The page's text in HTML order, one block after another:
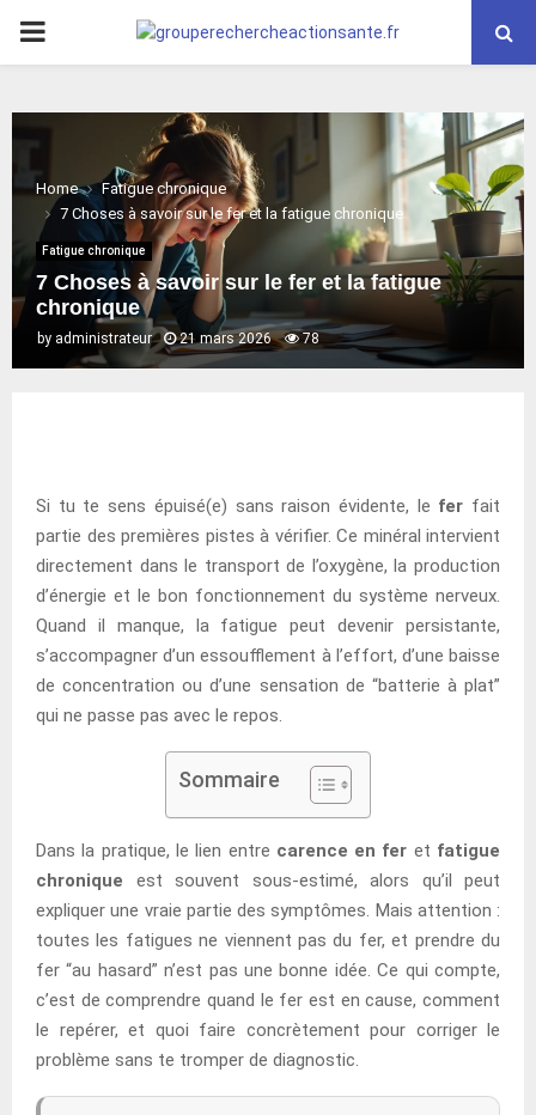
PRIMARY
Home
Fatigue chronique
7 Choses à savoir sur le fer et la fatigue chronique
Fatigue chronique
7 Choses à savoir sur le fer et la fatigue
chronique
by administrateur 21 mars 2026 78
Si tu te sens épuisé(e) sans raison évidente, le fer fait
partie des premières pistes à vérifier. Ce minéral intervient
directement dans le transport de l’oxygène, la production
d’énergie et le bon fonctionnement du système nerveux.
Quand il manque, la fatigue peut devenir persistante,
s’accompagner d’un essoufflement à l’effort, d’une baisse
de concentration ou d’une sensation de “batterie à plat”
qui ne passe pas avec le repos.
Sommaire
Dans la pratique, le lien entre carence en fer et fatigue
chronique est souvent sous-estimé, alors qu’il peut
expliquer une vraie partie des symptômes. Mais attention :
toutes les fatigues ne viennent pas du fer, et prendre du
fer “au hasard” n’est pas une bonne idée. Ce qui compte,
c’est de comprendre quand le fer est en cause, comment
le repérer, et quoi faire concrètement pour corriger le
problème sans te tromper de diagnostic.